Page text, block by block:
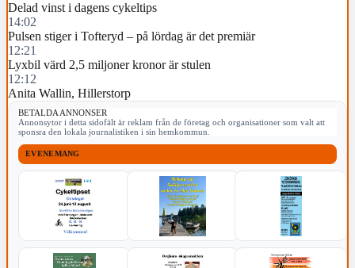
Delad vinst i dagens cykeltips
14:02
Pulsen stiger i Tofteryd – på lördag är det premiär
12:21
Lyxbil värd 2,5 miljoner kronor är stulen
12:12
Anita Wallin, Hillerstorp
BETALDA ANNONSER
Annonsytor i detta sidofält är reklam från de företag och organisationer som valt att
sponsra den lokala journalistiken i sin hemkommun.
EVENEMANG